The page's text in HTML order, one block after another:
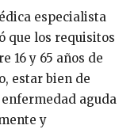
especialista
que los requisitos
16 y 65 años de
estar bien de
aguda
y